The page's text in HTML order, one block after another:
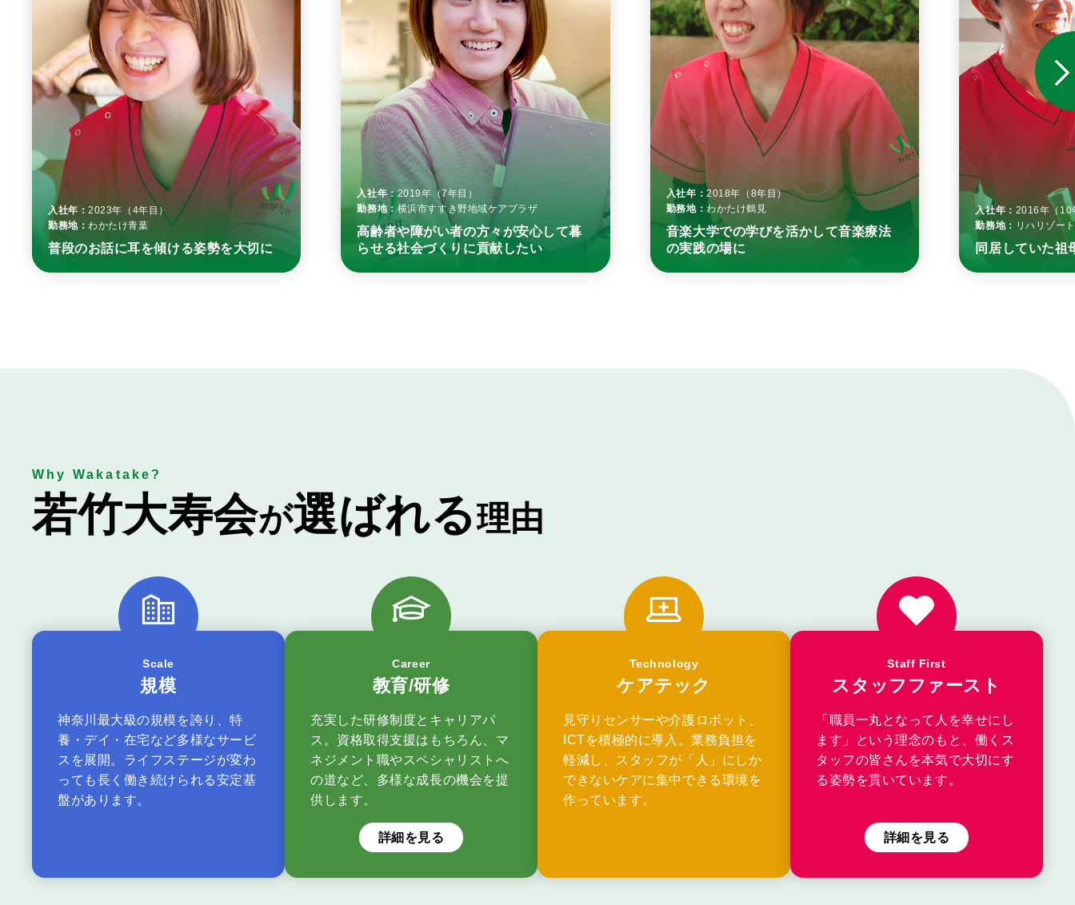
入社年：2023年（4年目）
勤務地：わかたけ青葉
普段のお話に耳を傾ける姿勢を大切に
入社年：2019年（7年目）
勤務地：横浜市すすき野地域ケアプラザ
高齢者や障がい者の方々が安心して暮
らせる社会づくりに貢献したい
入社年：2018年（8年目）
勤務地：わかたけ鶴見
音楽大学での学びを活かして音楽療法
の実践の場に
入社年： 2016年（10
勤務地： リハリゾー
同居していた祖
Why Wakatake?
若竹大寿会が選ばれる理由
Scale
規模
神奈川最大級の規模を誇り、特
養・デイ・在宅など多様なサービ
スを展開。ライフステージが変わ
っても長く働き続けられる安定基
盤があります。
Career
教育/研修
充実した研修制度とキャリアパ
ス。資格取得支援はもちろん、マ
ネジメント職やスペシャリストへ
の道など、多様な成長の機会を提
供します。
詳細を見る
Technology
ケアテック
見守りセンサーや介護ロボット、
ICTを積極的に導入。業務負担を
軽減し、スタッフが「人」にしか
できないケアに集中できる環境を
作っています。
Staff First
スタッフファースト
「職員一丸となって人を幸せにし
ます」という理念のもと、働くス
タッフの皆さんを本気で大切にす
る姿勢を貫いています。
詳細を見る